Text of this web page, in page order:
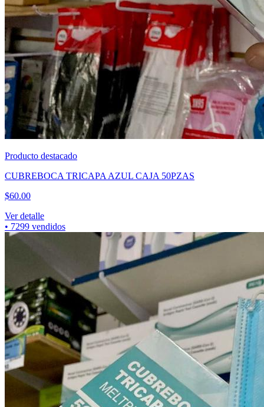
Producto destacado
CUBREBOCA TRICAPA AZUL CAJA 50PZAS
$60.00
Ver detalle
• 7299 vendidos